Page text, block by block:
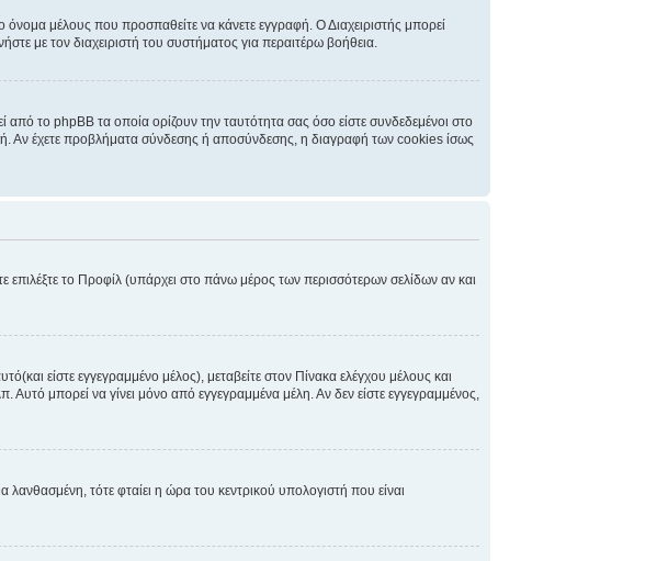
όνομα μέλους που προσπαθείτε να κάνετε εγγραφή. Ο Διαχειριστής μπορεί
με τον διαχειριστή του συστήματος για περαιτέρω βοήθεια.
το phpBB τα οποία ορίζουν την ταυτότητα σας όσο είστε συνδεδεμένοι στο
Αν έχετε προβλήματα σύνδεσης ή αποσύνδεσης, η διαγραφή των cookies ίσως
επιλέξτε το Προφίλ (υπάρχει στο πάνω μέρος των περισσότερων σελίδων αν και
είστε εγγεγραμμένο μέλος), μεταβείτε στον Πίνακα ελέγχου μέλους και
Αυτό μπορεί να γίνει μόνο από εγγεγραμμένα μέλη. Αν δεν είστε εγγεγραμμένος,
λανθασμένη, τότε φταίει η ώρα του κεντρικού υπολογιστή που είναι